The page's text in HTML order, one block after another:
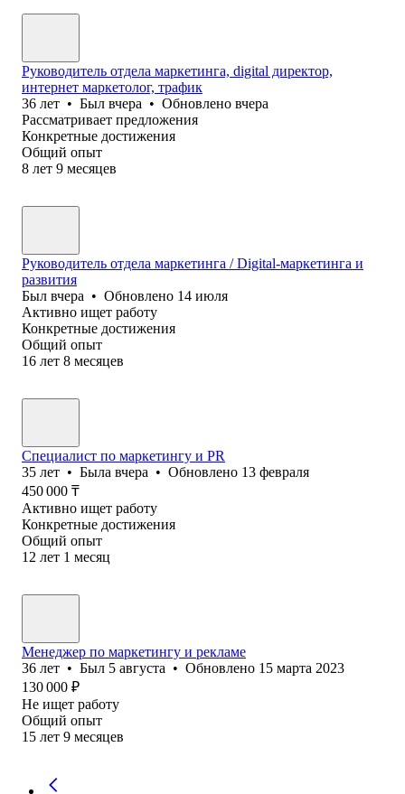
Руководитель отдела маркетинга, digital директор,
интернет маркетолог, трафик
36 лет • Был вчера • Обновлено вчера
Рассматривает предложения
Конкретные достижения
Общий опыт
8 лет 9 месяцев
Руководитель отдела маркетинга / Digital-маркетинга и
развития
Был вчера • Обновлено 14 июля
Активно ищет работу
Конкретные достижения
Общий опыт
16 лет 8 месяцев
Специалист по маркетингу и PR
35 лет • Была вчера • Обновлено 13 февраля
450 000 ₸
Активно ищет работу
Конкретные достижения
Общий опыт
12 лет 1 месяц
Менеджер по маркетингу и рекламе
36 лет • Был 5 августа • Обновлено 15 марта 2023
130 000 ₽
Не ищет работу
Общий опыт
15 лет 9 месяцев